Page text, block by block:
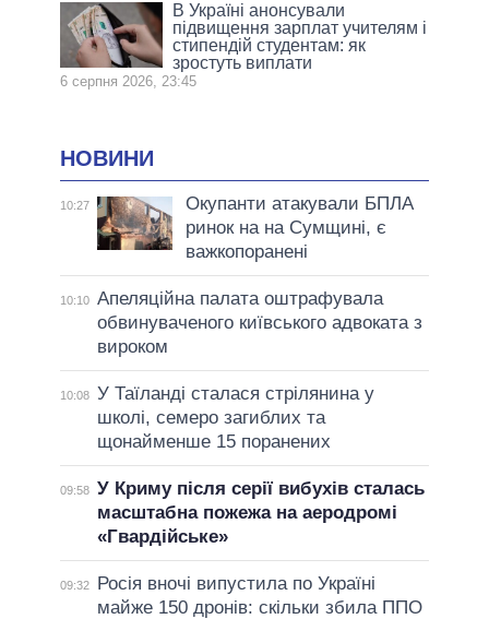
В Україні анонсували
підвищення зарплат учителям і
стипендій студентам: як
зростуть виплати
6 серпня 2026, 23:45
НОВИНИ
10:27
Окупанти атакували БПЛА
ринок на на Сумщині, є
важкопоранені
10:10 Апеляційна палата оштрафувала
обвинуваченого київського адвоката з
вироком
10:08 У Таїланді сталася стрілянина у
школі, семеро загиблих та
щонайменше 15 поранених
09:58 У Криму після серії вибухів сталась
масштабна пожежа на аеродромі
«Гвардійське»
09:32
Росія вночі випустила по Україні
майже 150 дронів: скільки збила ППО